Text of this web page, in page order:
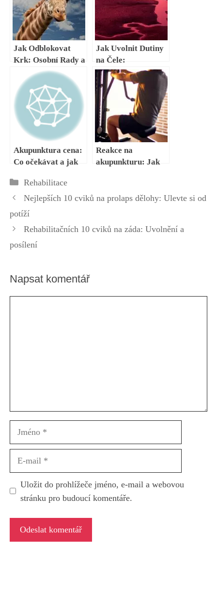
Jak Odblokovat
Krk: Osobní Rady a
Bezpečné Postupy
Jak Uvolnit Dutiny
na Čele:
Bezbolestně a
Bezpečně
Akupunktura cena:
Co očekávat a jak
dostupnou péči
Reakce na
akupunkturu: Jak
Rubriky
Rehabilitace
Nejlepších 10 cviků na prolaps dělohy: Ulevte si od
potíží
Rehabilitačních 10 cviků na záda: Uvolnění a
posílení
Napsat komentář
Jméno
Uložit do prohlížeče jméno, e-mail a webovou
stránku pro budoucí komentáře.